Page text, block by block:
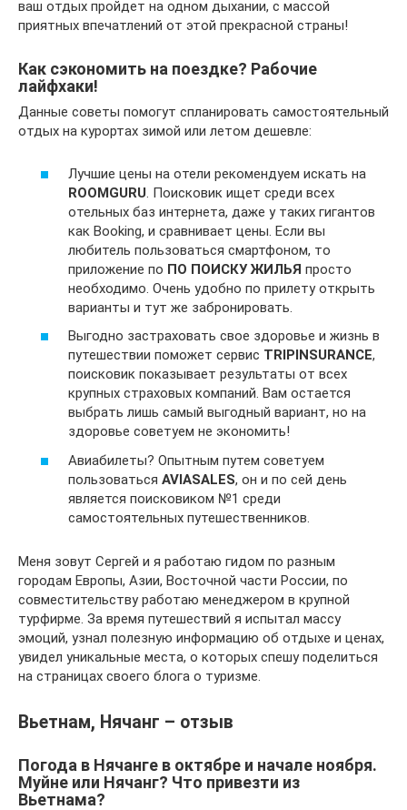
ваш отдых пройдет на одном дыхании, с массой
приятных впечатлений от этой прекрасной страны!
Как сэкономить на поездке? Рабочие
лайфхаки!
Данные советы помогут спланировать самостоятельный
отдых на курортах зимой или летом дешевле:
Лучшие цены на отели рекомендуем искать на
ROOMGURU. Поисковик ищет среди всех
отельных баз интернета, даже у таких гигантов
как Booking, и сравнивает цены. Если вы
любитель пользоваться смартфоном, то
приложение по ПО ПОИСКУ ЖИЛЬЯ просто
необходимо. Очень удобно по прилету открыть
варианты и тут же забронировать.
Выгодно застраховать свое здоровье и жизнь в
путешествии поможет сервис TRIPINSURANCE,
поисковик показывает результаты от всех
крупных страховых компаний. Вам остается
выбрать лишь самый выгодный вариант, но на
здоровье советуем не экономить!
Авиабилеты? Опытным путем советуем
пользоваться AVIASALES, он и по сей день
является поисковиком №1 среди
самостоятельных путешественников.
Меня зовут Сергей и я работаю гидом по разным
городам Европы, Азии, Восточной части России, по
совместительству работаю менеджером в крупной
турфирме. За время путешествий я испытал массу
эмоций, узнал полезную информацию об отдыхе и ценах,
увидел уникальные места, о которых спешу поделиться
на страницах своего блога о туризме.
Вьетнам, Нячанг – отзыв
Погода в Нячанге в октябре и начале ноября.
Муйне или Нячанг? Что привезти из
Вьетнама?